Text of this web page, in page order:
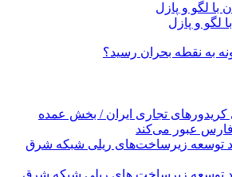
لگو و پازل
به نقطه بحران رسید؟
کریدورهای تجاری ایران / بخش عمده
عبور می‌کند
توسعه زیرساخت‌های ریلی شبکه شرق
توسعه زیرساخت های ریلی شبکه شرق